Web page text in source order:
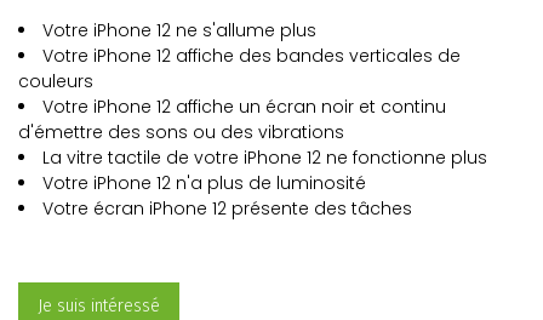
Votre iPhone 12 ne s'allume plus
Votre iPhone 12 affiche des bandes verticales de
couleurs
Votre iPhone 12 affiche un écran noir et continu
d'émettre des sons ou des vibrations
La vitre tactile de votre iPhone 12 ne fonctionne plus
Votre iPhone 12 n'a plus de luminosité
Votre écran iPhone 12 présente des tâches
Je suis intéressé